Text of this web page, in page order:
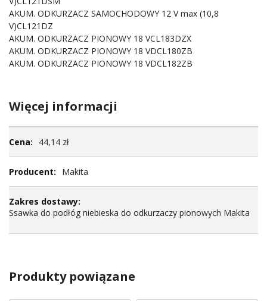
AKUM. ODKURZACZ SAMOCHODOWY 12 V max (10,8
V)CL121DZ
AKUM. ODKURZACZ PIONOWY 18 VCL183DZX
AKUM. ODKURZACZ PIONOWY 18 VDCL180ZB
AKUM. ODKURZACZ PIONOWY 18 VDCL182ZB
Więcej informacji
informacji44,14 zł
Makita
Ssawka do podłóg niebieska do odkurzaczy pionowych Makita
Produkty powiązane